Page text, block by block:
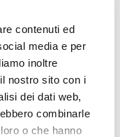
contenuti ed
media e per
inoltre
nostro sito con i
dei dati web,
combinarle
o che hanno
come nel
reflui urbani
di tonnellate di
la seconda
prodotto con